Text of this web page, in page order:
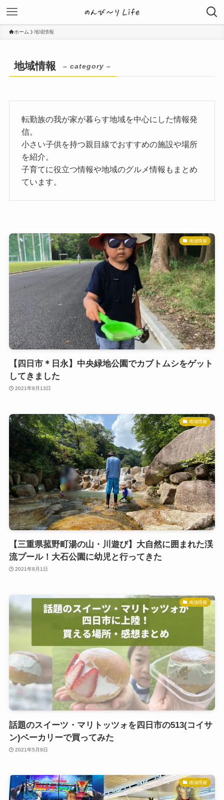
ホーム 地域情報
地域情報 – category –
転勤族の我が家が暮らす地域を中心にした情報発
信。
小さい子供を持つ親目線でおすすめの施設や場所
を紹介。
子育てに役立つ情報や地域のグルメ情報もまとめ
ています。
地域情報
【四日市＊日永】中央緑地公園でカブトムシをゲット
してきました
2021年8月13日
地域情報
【三重県菰野町湯の山・川遊び】大自然に囲まれた渓
流プール！大石公園に幼児と行ってきた
2021年8月1日
地域情報
話題のスイーツ・マリトッツォを四日市の513(コイサ
ン)ベーカリーで買ってみた
2021年5月9日
地域情報